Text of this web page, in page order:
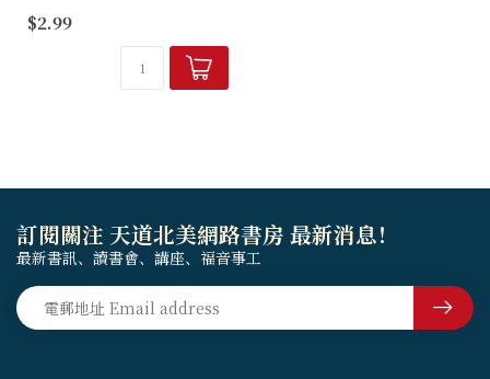
$2.99
訂閱關注 天道北美網路書房 最新消息！
最新書訊、讀書會、講座、福音事工